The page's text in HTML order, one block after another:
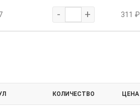
- + 311 ₽
КОЛИЧЕСТВО ЦЕНА